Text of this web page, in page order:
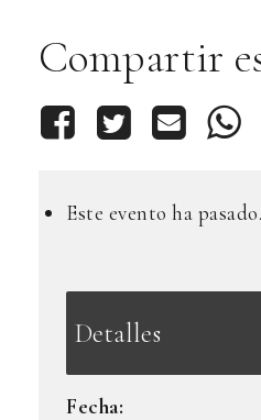
Compartir
Este evento ha pasado.
Detalles
Fecha: